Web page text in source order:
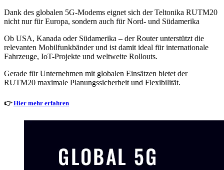
Dank des globalen 5G-Modems eignet sich der Teltonika RUTM20
nicht nur für Europa, sondern auch für Nord- und Südamerika
Ob USA, Kanada oder Südamerika – der Router unterstützt die
relevanten Mobilfunkbänder und ist damit ideal für internationale
Fahrzeuge, IoT-Projekte und weltweite Rollouts.
Gerade für Unternehmen mit globalen Einsätzen bietet der
RUTM20 maximale Planungssicherheit und Flexibilität.
👉Hier mehr erfahren